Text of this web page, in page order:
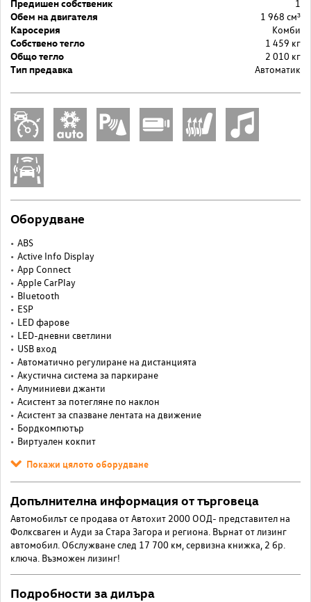
Предишен собственик
1
Обем на двигателя
1 968 cм³
Каросерия
Комби
Собствено тегло
1 459 кг
Общо тегло
2 010 кг
Тип предавка
Автоматик
Оборудване
ABS
Active Info Display
App Connect
Apple CarPlay
Bluetooth
ESP
LED фарове
LED-дневни светлини
USB вход
Автоматично регулиране на дистанцията
Акустична система за паркиране
Алуминиеви джанти
Асистент за потегляне по наклон
Асистент за спазване лентата на движение
Бордкомпютър
Виртуален кокпит
Покажи цялото оборудване
Допълнителна информация от търговеца
Автомобилът се продава от Автохит 2000 ООД- представител на
Фолксваген и Ауди за Стара Загора и региона. Върнат от лизинг
автомобил. Oбслужване след 17 700 км, сервизна книжка, 2 бр.
ключа. Възможен лизинг!
Подробности за дилъра